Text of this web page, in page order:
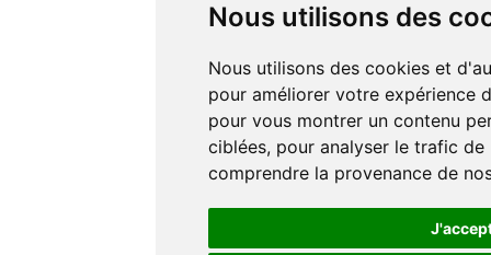
Nous utilisons des
Nous utilisons des cookies et d'autres technologies de suivi
pour améliorer votre expérience
pour vous montrer un contenu
ciblées, pour analyser le trafic
comprendre la provenance de